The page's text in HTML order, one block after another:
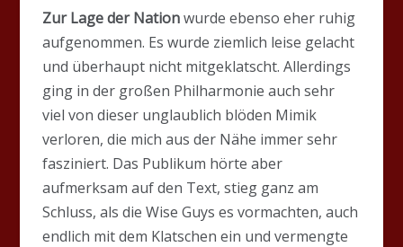
Zur Lage der Nationwurde ebenso eher ruhig
aufgenommen. Es wurde ziemlich leise gelacht
und überhaupt nicht mitgeklatscht. Allerdings
ging in der großen Philharmonie auch sehr
viel von dieser unglaublich blöden Mimik
verloren, die mich aus der Nähe immer sehr
fasziniert. Das Publikum hörte aber
aufmerksam auf den Text, stieg ganz am
Schluss, als die Wise Guys es vormachten, auch
endlich mit dem Klatschen ein und vermengte